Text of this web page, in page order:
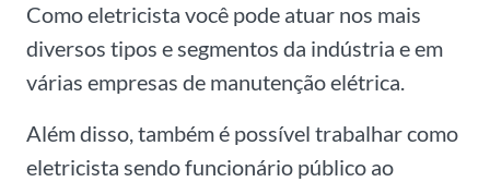
Como eletricista você pode atuar nos mais
diversos tipos e segmentos da indústria e em
várias empresas de manutenção elétrica.
Além disso, também é possível trabalhar como
eletricista sendo funcionário público ao